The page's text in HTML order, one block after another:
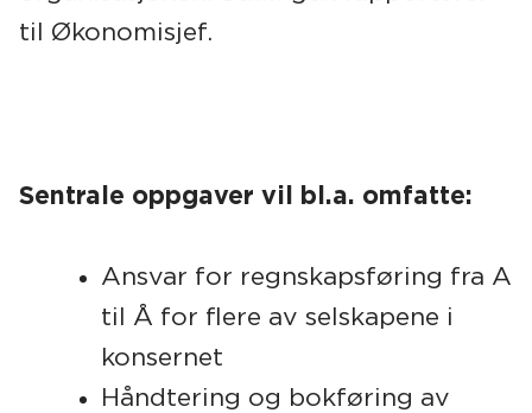
til Økonomisjef.
Sentrale oppgaver vil bl.a. omfatte:
Ansvar for regnskapsføring fra A
til Å for flere av selskapene i
konsernet
Håndtering og bokføring av